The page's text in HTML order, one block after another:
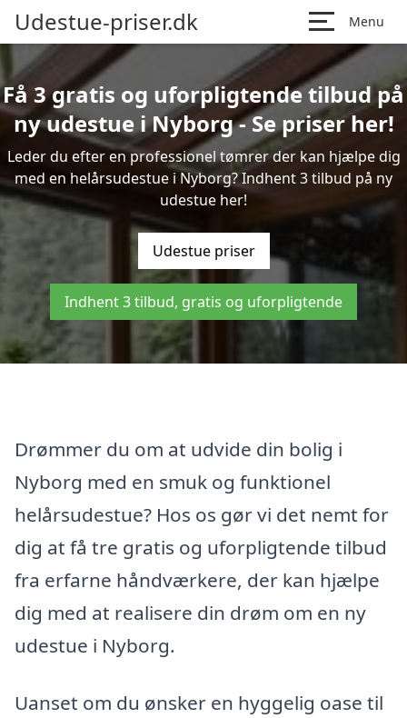
Udestue-priser.dk Menu
Få 3 gratis og uforpligtende tilbud på
ny udestue i Nyborg - Se priser her!
Leder du efter en professionel tømrer der kan hjælpe dig
med en helårsudestue i Nyborg? Indhent 3 tilbud på ny
udestue her!
Udestue priser
Indhent 3 tilbud, gratis og uforpligtende
Drømmer du om at udvide din bolig i
Nyborg med en smuk og funktionel
helårsudestue? Hos os gør vi det nemt for
dig at få tre gratis og uforpligtende tilbud
fra erfarne håndværkere, der kan hjælpe
dig med at realisere din drøm om en ny
udestue i Nyborg.
Uanset om du ønsker en hyggelig oase til